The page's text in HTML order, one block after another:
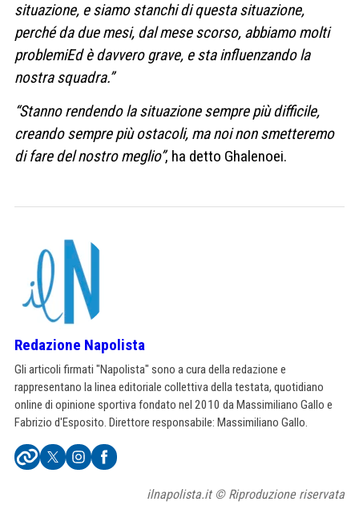
situazione, e siamo stanchi di questa situazione,
perché da due mesi, dal mese scorso, abbiamo molti
problemiEd è davvero grave, e sta influenzando la
nostra squadra.”
“Stanno rendendo la situazione sempre più difficile,
creando sempre più ostacoli, ma noi non smetteremo
di fare del nostro meglio”, ha detto Ghalenoei.
Redazione Napolista
Gli articoli firmati "Napolista" sono a cura della redazione e
rappresentano la linea editoriale collettiva della testata, quotidiano
online di opinione sportiva fondato nel 2010 da Massimiliano Gallo e
Fabrizio d'Esposito. Direttore responsabile: Massimiliano Gallo.
ilnapolista.it © Riproduzione riservata